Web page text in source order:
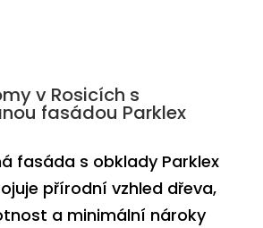
v Rosicích s
fasádou Parklex
fasáda s obklady Parklex
přírodní vzhled dřeva,
a minimální nároky